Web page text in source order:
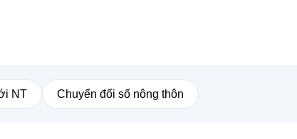
NT Chuyển đổi số nông thôn